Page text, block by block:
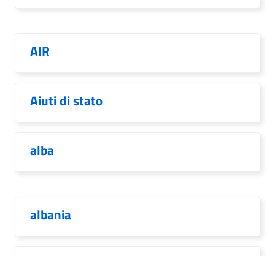
AIR
Aiuti di stato
alba
albania